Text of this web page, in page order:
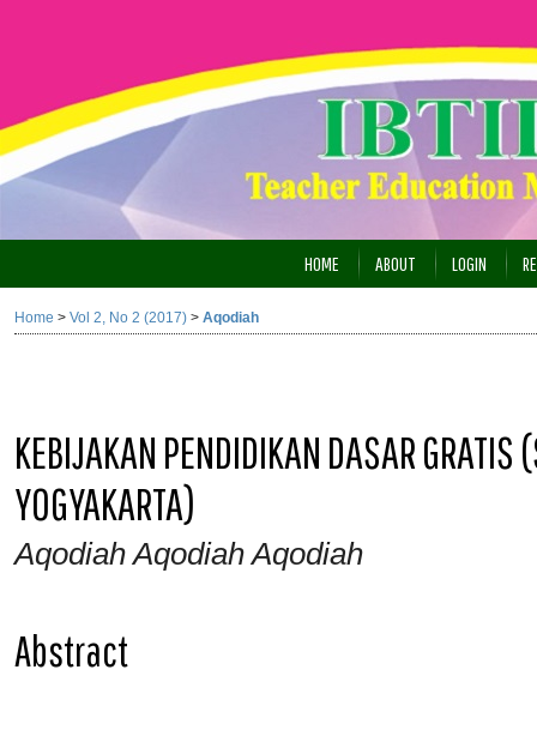
HOME ABOUT LOGIN
Home > Vol 2, No 2 (2017) > Aqodiah
KEBIJAKAN PENDIDIKAN DASAR
YOGYAKARTA)
Aqodiah Aqodiah Aqodiah
Abstract